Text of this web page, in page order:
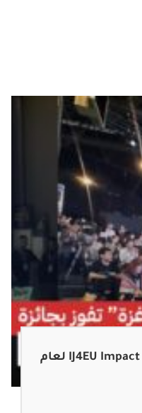
مشروع غزة يفوز بجائزة IJ4EU Impact لعام